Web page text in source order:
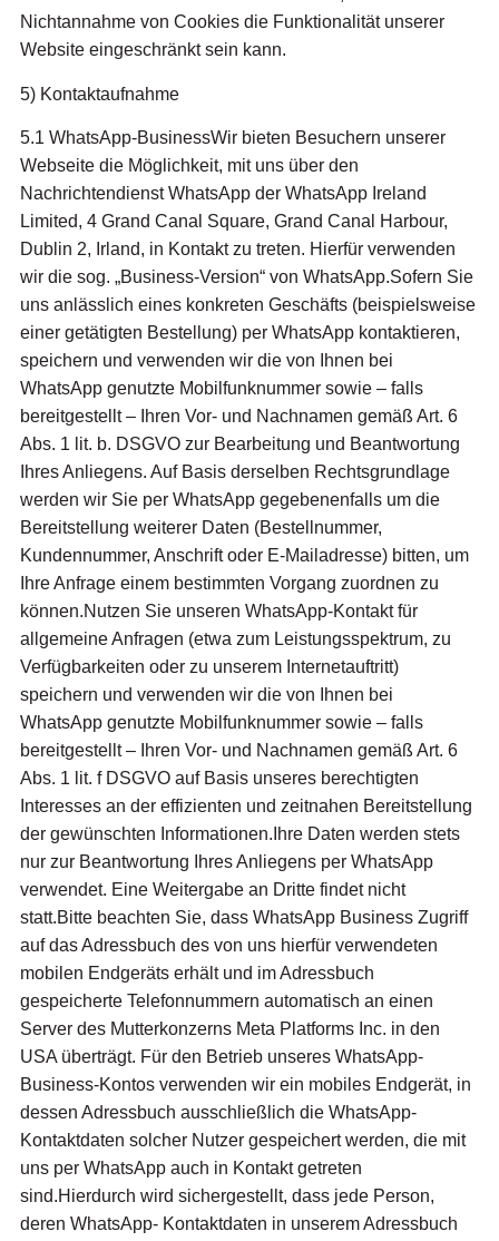
Nichtannahme von Cookies die Funktionalität unserer
Website eingeschränkt sein kann.
5) Kontaktaufnahme
5.1 WhatsApp-BusinessWir bieten Besuchern unserer
Webseite die Möglichkeit, mit uns über den
Nachrichtendienst WhatsApp der WhatsApp Ireland
Limited, 4 Grand Canal Square, Grand Canal Harbour,
Dublin 2, Irland, in Kontakt zu treten. Hierfür verwenden
wir die sog. „Business-Version“ von WhatsApp.Sofern Sie
uns anlässlich eines konkreten Geschäfts (beispielsweise
einer getätigten Bestellung) per WhatsApp kontaktieren,
speichern und verwenden wir die von Ihnen bei
WhatsApp genutzte Mobilfunknummer sowie – falls
bereitgestellt – Ihren Vor- und Nachnamen gemäß Art. 6
Abs. 1 lit. b. DSGVO zur Bearbeitung und Beantwortung
Ihres Anliegens. Auf Basis derselben Rechtsgrundlage
werden wir Sie per WhatsApp gegebenenfalls um die
Bereitstellung weiterer Daten (Bestellnummer,
Kundennummer, Anschrift oder E-Mailadresse) bitten, um
Ihre Anfrage einem bestimmten Vorgang zuordnen zu
können.Nutzen Sie unseren WhatsApp-Kontakt für
allgemeine Anfragen (etwa zum Leistungsspektrum, zu
Verfügbarkeiten oder zu unserem Internetauftritt)
speichern und verwenden wir die von Ihnen bei
WhatsApp genutzte Mobilfunknummer sowie – falls
bereitgestellt – Ihren Vor- und Nachnamen gemäß Art. 6
Abs. 1 lit. f DSGVO auf Basis unseres berechtigten
Interesses an der effizienten und zeitnahen Bereitstellung
der gewünschten Informationen.Ihre Daten werden stets
nur zur Beantwortung Ihres Anliegens per WhatsApp
verwendet. Eine Weitergabe an Dritte findet nicht
statt.Bitte beachten Sie, dass WhatsApp Business Zugriff
auf das Adressbuch des von uns hierfür verwendeten
mobilen Endgeräts erhält und im Adressbuch
gespeicherte Telefonnummern automatisch an einen
Server des Mutterkonzerns Meta Platforms Inc. in den
USA überträgt. Für den Betrieb unseres WhatsApp-
Business-Kontos verwenden wir ein mobiles Endgerät, in
dessen Adressbuch ausschließlich die WhatsApp-
Kontaktdaten solcher Nutzer gespeichert werden, die mit
uns per WhatsApp auch in Kontakt getreten
sind.Hierdurch wird sichergestellt, dass jede Person,
deren WhatsApp- Kontaktdaten in unserem Adressbuch